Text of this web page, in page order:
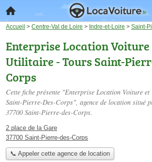
Accueil > Centre-Val de Loire > Indre-et-Loire > Saint-
Enterprise Location
Utilitaire - Tours Saint-
Corps
Cette fiche présente "Enterprise Location Voiture
Saint-Pierre-Des-Corps", agence de location situé
37700 Saint-Pierre-des-Corps.
2 place de la Gare
37700 Saint-Pierre-des-Corps
📞 Appeler cette agence de location